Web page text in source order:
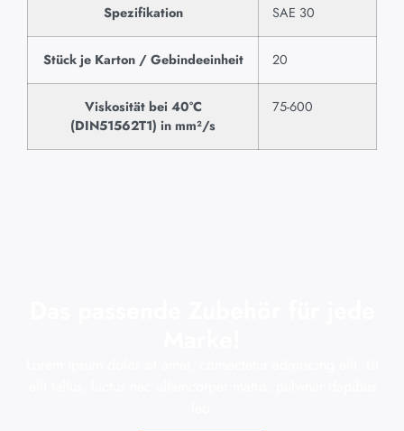
Spezifikation SAE 30
Stück je Karton / Gebindeeinheit 20
Viskosität bei 40°C
(DIN51562T1) in mm²/s
75-600